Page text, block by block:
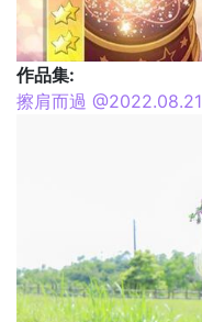
作品集:
擦肩而過 @2022.08.21